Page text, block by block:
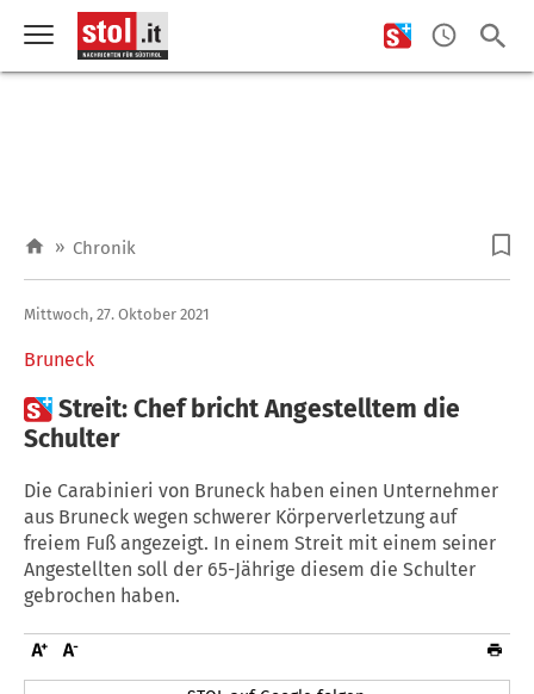
» Chronik
Bruneck
Mittwoch, 27. Oktober 2021
Streit: Chef bricht Angestelltem die
Schulter
Die Carabinieri von Bruneck haben einen Unternehmer
aus Bruneck wegen schwerer Körperverletzung auf
freiem Fuß angezeigt. In einem Streit mit einem seiner
Angestellten soll der 65-Jährige diesem die Schulter
gebrochen haben.